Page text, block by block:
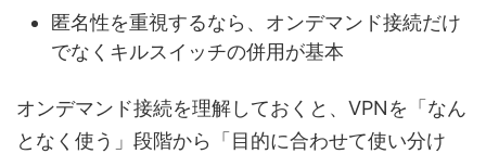
匿名性を重視するなら、オンデマンド接続だけ
でなくキルスイッチの併用が基本
オンデマンド接続を理解しておくと、VPNを「なん
となく使う」段階から「目的に合わせて使い分け